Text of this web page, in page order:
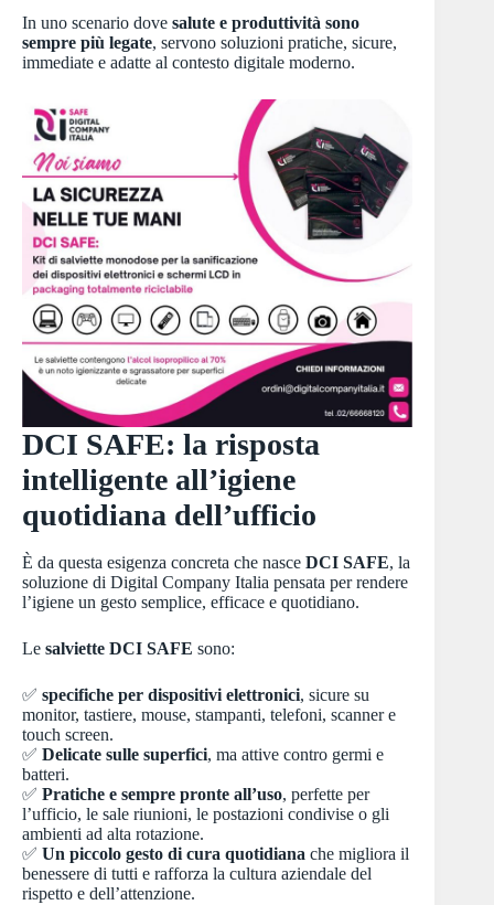
In uno scenario dove salute e produttività sono
sempre più legate, servono soluzioni pratiche, sicure,
immediate e adatte al contesto digitale moderno.
DCI SAFE: la risposta
intelligente all’igiene
quotidiana dell’ufficio
È da questa esigenza concreta che nasce DCI SAFE, la
soluzione di Digital Company Italia pensata per rendere
l’igiene un gesto semplice, efficace e quotidiano.
Le salviette DCI SAFE sono:
✅ specifiche per dispositivi elettronici, sicure su
monitor, tastiere, mouse, stampanti, telefoni, scanner e
touch screen.
✅ Delicate sulle superfici, ma attive contro germi e
batteri.
✅ Pratiche e sempre pronte all’uso, perfette per
l’ufficio, le sale riunioni, le postazioni condivise o gli
ambienti ad alta rotazione.
✅ Un piccolo gesto di cura quotidiana che migliora il
benessere di tutti e rafforza la cultura aziendale del
rispetto e dell’attenzione.